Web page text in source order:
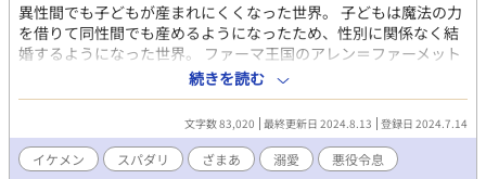
異性間でも子どもが産まれにくくなった世界。 子どもは魔法の力
を借りて同性間でも産めるようになったため、性別に関係なく結
婚するようになった世界。 ファーマ王国のアレン＝ファーメット
公爵令息は、白銀に近い髪に真っ赤な瞳、真っ白な肌を持つ。 神
秘的で美しい姿に王子に見初められた彼は公爵家の長男でありな
がら唯一の王子の婚約者に選ばれてしまった。どこに行くにも欠
かせない大きな日傘。日に焼けると爛れてしまいかねない皮膚。
公爵家は両親とも黒髪黒目であるが、彼一人が色が違う。 それは
続きを読む
文字数 83,020 最終更新日 2024.8.13 登録日 2024.7.14
イケメン スパダリ ざまあ 溺愛 悪役令息